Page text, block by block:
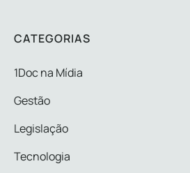
CATEGORIAS
1Doc na Mídia
Gestão
Legislação
Tecnologia